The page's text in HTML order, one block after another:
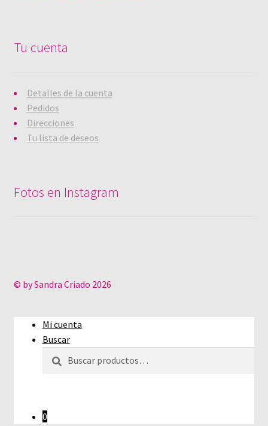
Tu cuenta
Detalles de la cuenta
Pedidos
Direcciones
Tu lista de deseos
Fotos en Instagram
© by Sandra Criado 2026
Mi cuenta
Buscar
Buscar
Buscar
0